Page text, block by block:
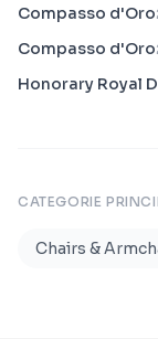
Compasso d'Oro
Compasso d'Oro
Honorary Royal
CATEGORIE
Chairs &